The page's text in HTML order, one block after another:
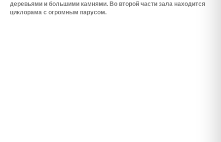
деревьями и большими камнями. Во второй части зала находится
циклорама с огромным парусом.